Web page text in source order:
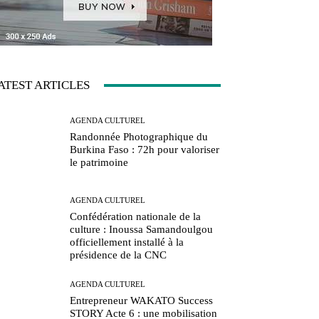
ARTICLES
AGENDA CULTUREL
Randonnée Photographique du
Burkina Faso : 72h pour valoriser
le patrimoine
AGENDA CULTUREL
Confédération nationale de la
culture : Inoussa Samandoulgou
officiellement installé à la
présidence de la CNC
AGENDA CULTUREL
Entrepreneur WAKATO Success
STORY Acte 6 : une mobilisation